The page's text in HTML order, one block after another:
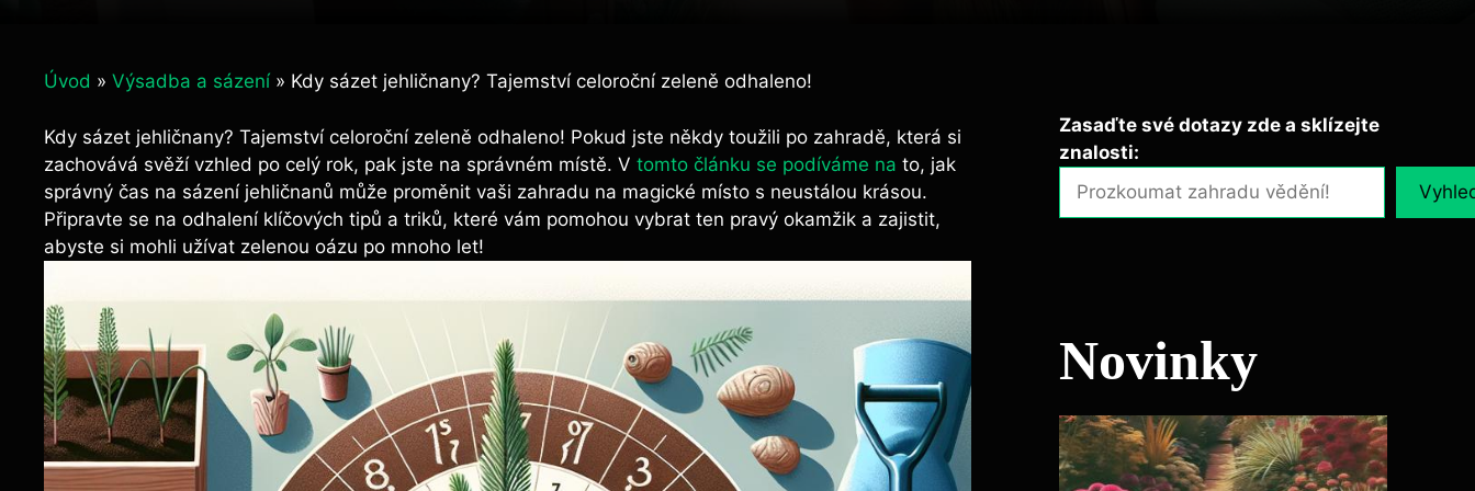
Úvod » Výsadba a sázení » Kdy sázet jehličnany? Tajemství celoroční zeleně odhaleno!
Kdy sázet⁢ jehličnany? ‍Tajemství celoroční zeleně odhaleno! Pokud jste někdy toužili po zahradě, která​ si
zachovává svěží vzhled po celý rok, pak jste na správném místě. V tomto článku se podíváme na to, jak
správný čas na sázení jehličnanů může proměnit vaši zahradu na magické místo s neustálou krásou.
Připravte se na odhalení klíčových tipů a ‌triků, které vám pomohou vybrat ten pravý okamžik‍ a zajistit,
abyste si mohli užívat zelenou oázu po mnoho let!
Zasaďte své dotazy zde a sklízejte
znalosti:
Novinky